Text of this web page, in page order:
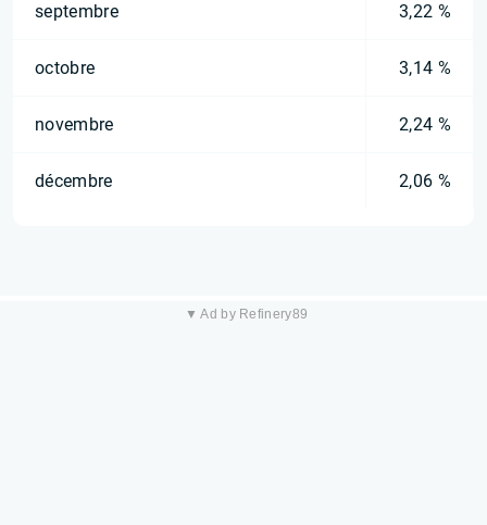
septembre 3,22 %
octobre 3,14 %
novembre 2,24 %
décembre 2,06 %
▼ Ad by Refinery89